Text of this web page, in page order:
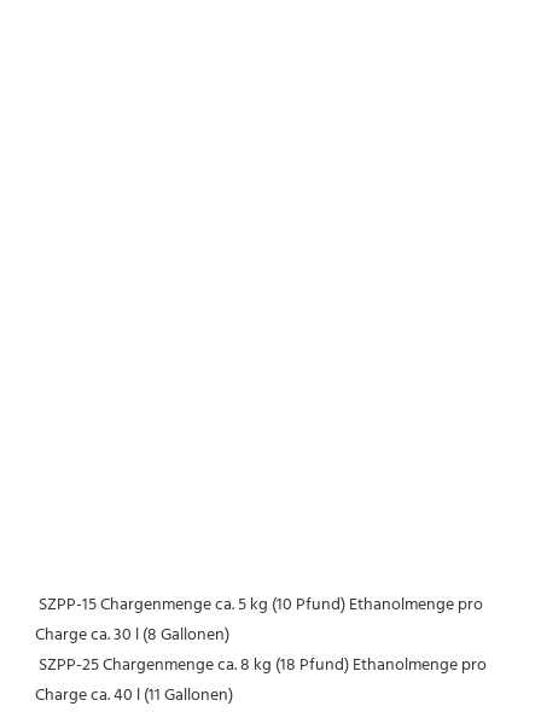
SZPP-15 Chargenmenge ca. 5 kg (10 Pfund) Ethanolmenge pro
Charge ca. 30 l (8 Gallonen)
Charge ca. 40 l (11 Gallonen)